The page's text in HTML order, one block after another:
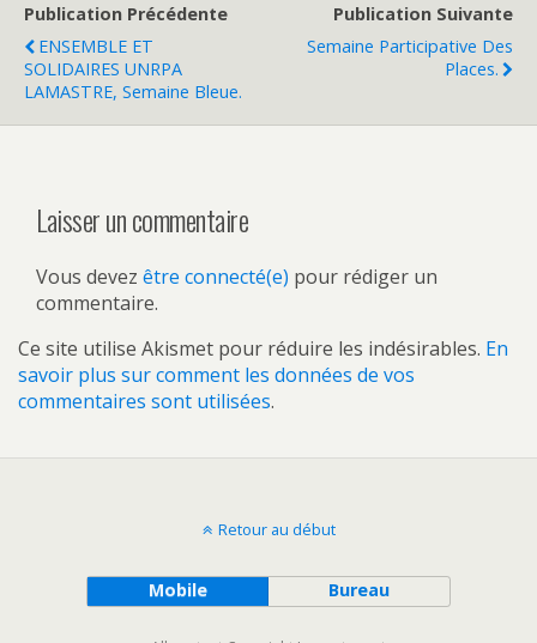
Publication Précédente
ENSEMBLE ET
SOLIDAIRES UNRPA
LAMASTRE, Semaine Bleue.
Publication Suivante
Semaine Participative Des
Places.
Laisser un commentaire
Vous devez être connecté(e) pour rédiger un
commentaire.
Ce site utilise Akismet pour réduire les indésirables. En
savoir plus sur comment les données de vos
commentaires sont utilisées.
Retour au début
Mobile Bureau